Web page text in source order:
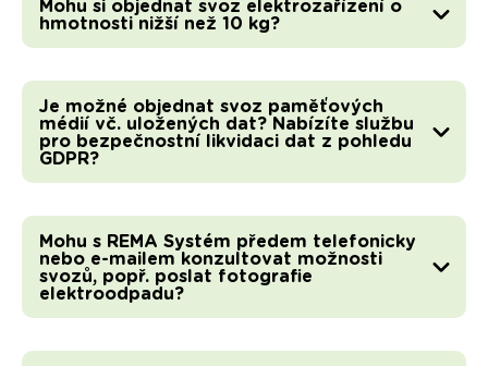
Mohu si objednat svoz elektrozařízení o
hmotnosti nižší než 10 kg?
Je možné objednat svoz paměťových
médií vč. uložených dat? Nabízíte službu
pro bezpečnostní likvidaci dat z pohledu
GDPR?
Mohu s REMA Systém předem telefonicky
nebo e-mailem konzultovat možnosti
svozů, popř. poslat fotografie
elektroodpadu?